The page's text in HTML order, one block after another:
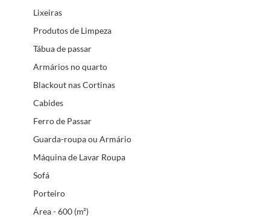
Lixeiras
Produtos de Limpeza
Tábua de passar
Armários no quarto
Blackout nas Cortinas
Cabides
Ferro de Passar
Guarda-roupa ou Armário
Máquina de Lavar Roupa
Sofá
Porteiro
Área - 600 (m²)